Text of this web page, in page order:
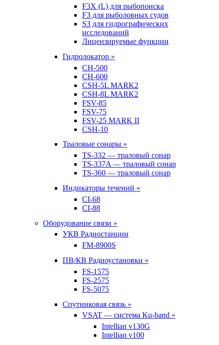
F3X (L) для рыбопоиска
F3 для рыболовных судов
S3 для гидрографических
исследований
Лицензируемые функции
Гидролокатор »
CH-500
CH-600
CSH-5L MARK2
CSH-8L MARK2
FSV-85
FSV-75
FSV-25 MARK II
CSH-10
Траловые сонары »
TS-332 — траловый сонар
TS-337A — траловый сонар
TS-360 — траловый сонар
Индикаторы течений »
CI-68
CI-88
Оборудование связи »
УКВ Радиостанции
FM-8900S
ПВ/КВ Радиоустановки »
FS-1575
FS-2575
FS-5075
Спутниковая связь »
VSAT — система Ku-band »
Intellian v130G
Intellian v100